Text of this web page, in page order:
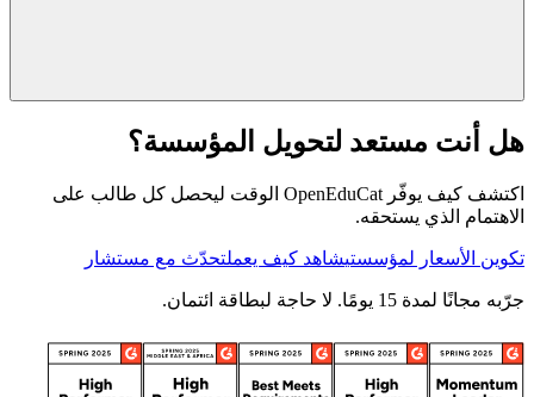
هل أنت مستعد لتحويل المؤسسة؟
اكتشف كيف يوفّر OpenEduCat الوقت ليحصل كل طالب على
الاهتمام الذي يستحقه.
تكوين الأسعار لمؤسستيشاهد كيف يعملتحدّث مع مستشار
جرّبه مجانًا لمدة 15 يومًا. لا حاجة لبطاقة ائتمان.